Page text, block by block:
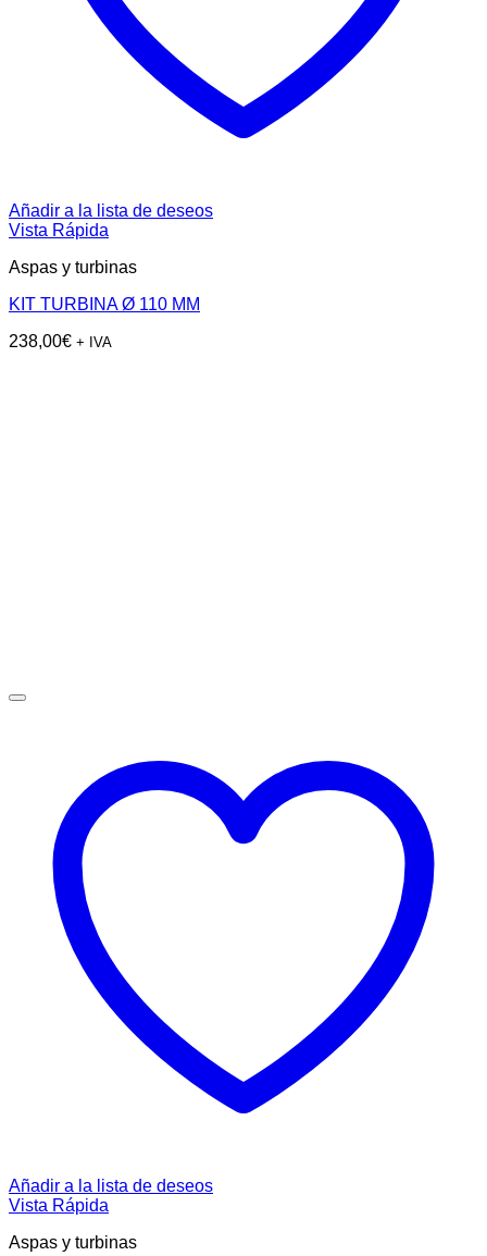
Añadir a la lista de deseos
Vista Rápida
Aspas y turbinas
KIT TURBINA Ø 110 MM
238,00€ + IVA
Añadir a la lista de deseos
Vista Rápida
Aspas y turbinas